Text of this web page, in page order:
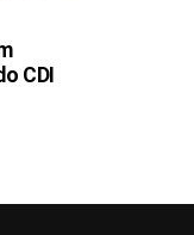
CDI